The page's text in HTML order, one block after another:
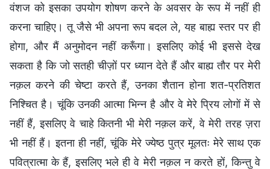
वंशज को इसका उपयोग शोषण करने के अवसर के रूप में नहीं ही
करना चाहिए। तू जैसे भी अपना रूप बदल ले, यह बाह्य स्तर पर ही
होगा, और मैं अनुमोदन नहीं करूँगा। इसलिए कोई भी इससे देख
सकता है कि जो सतही चीज़ों पर ध्यान देते हैं और बाह्य तौर पर मेरी
नक़ल करने की चेष्टा करते हैं, उनका शैतान होना शत-प्रतिशत
निश्चित है। चूंकि उनकी आत्मा भिन्न है और वे मेरे प्रिय लोगों में से
नहीं हैं, इसलिए वे चाहे कितनी भी मेरी नक़ल करें, वे मेरी तरह ज़रा
भी नहीं हैं। इतना ही नहीं, चूंकि मेरे ज्येष्ठ पुत्र मूलतः मेरे साथ एक
पवित्रात्मा के हैं, इसलिए भले ही वे मेरी नक़ल न करते हों, किन्तु वे